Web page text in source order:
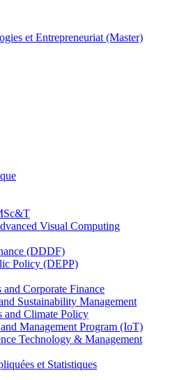
et Entrepreneuriat (Master)
Visual Computing
(DDDF)
Policy (DEPP)
Corporate Finance
Sustainability Management
and Climate Policy
Management Program (IoT)
Technology & Management
et Statistiques